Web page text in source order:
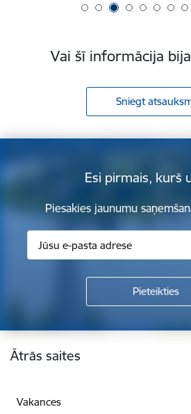
Vai šī informācija
Sniegt
Esi pirmais, kurš
Piesakies jaunumu
Kājene
Ātrās saites
Vakances